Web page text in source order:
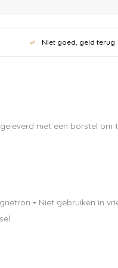
Niet goed, geld terug
met een borstel
• Niet gebruiken in